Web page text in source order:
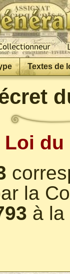
Textes de
Loi du
la
à la